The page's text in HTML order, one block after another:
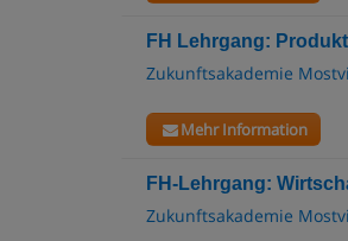
FH Lehrgang:
Zukunftsakademie
Mehr Information
FH-Lehrgang:
Zukunftsakademie